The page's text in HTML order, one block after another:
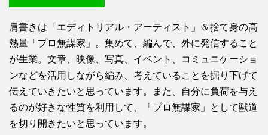
肩書きは「エディトリアル・アーティスト」＆捨て身の高
熱量「プロ無謀家」。集めて、編んで、外に発信すること
が生業。文章、映像、写真、イベント、コミュニケーショ
ンなどを活用しながら編み、考えていることを掘り下げて
伝えていきたいと思っています。また、自分に負荷を与え
るのが好きな性質を利用して、「プロ無謀家」として獣道
を切り開きたいと思っています。